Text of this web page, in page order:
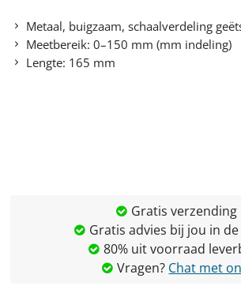
Metaal, buigzaam, schaalverdeling
Meetbereik: 0–150 mm (mm indeling)
Lengte: 165 mm
Gratis verzending
Gratis advies bij jou in
80% uit voorraad
Vragen? Chat met